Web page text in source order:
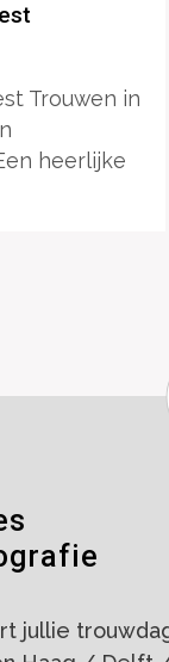
Trouwen in
heerlijke
jullie